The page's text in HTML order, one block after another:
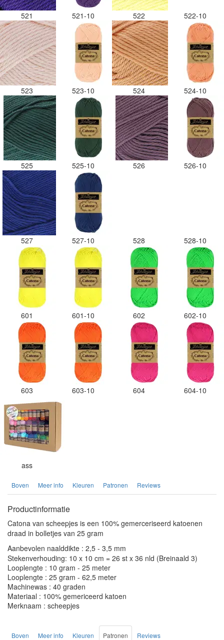
521 521-10 522 522-10
523 523-10 524 524-10
525 525-10 526 526-10
527 527-10 528 528-10
601 601-10 602 602-10
603 603-10 604 604-10
ass
Boven Meer info Kleuren Patronen Reviews
Productinformatie
Catona van scheepjes is een 100% gemerceriseerd katoenen
draad in bolletjes van 25 gram
Aanbevolen naalddikte : 2,5 - 3,5 mm
Stekenverhouding: 10 x 10 cm = 26 st x 36 nld (Breinaald 3)
Looplengte : 10 gram - 25 meter
Looplengte : 25 gram - 62,5 meter
Machinewas : 40 graden
Materiaal : 100% gemericeerd katoen
Merknaam : scheepjes
Boven Meer info Kleuren Patronen Reviews